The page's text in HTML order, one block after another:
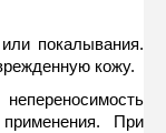
покалывания.
кожу.
При